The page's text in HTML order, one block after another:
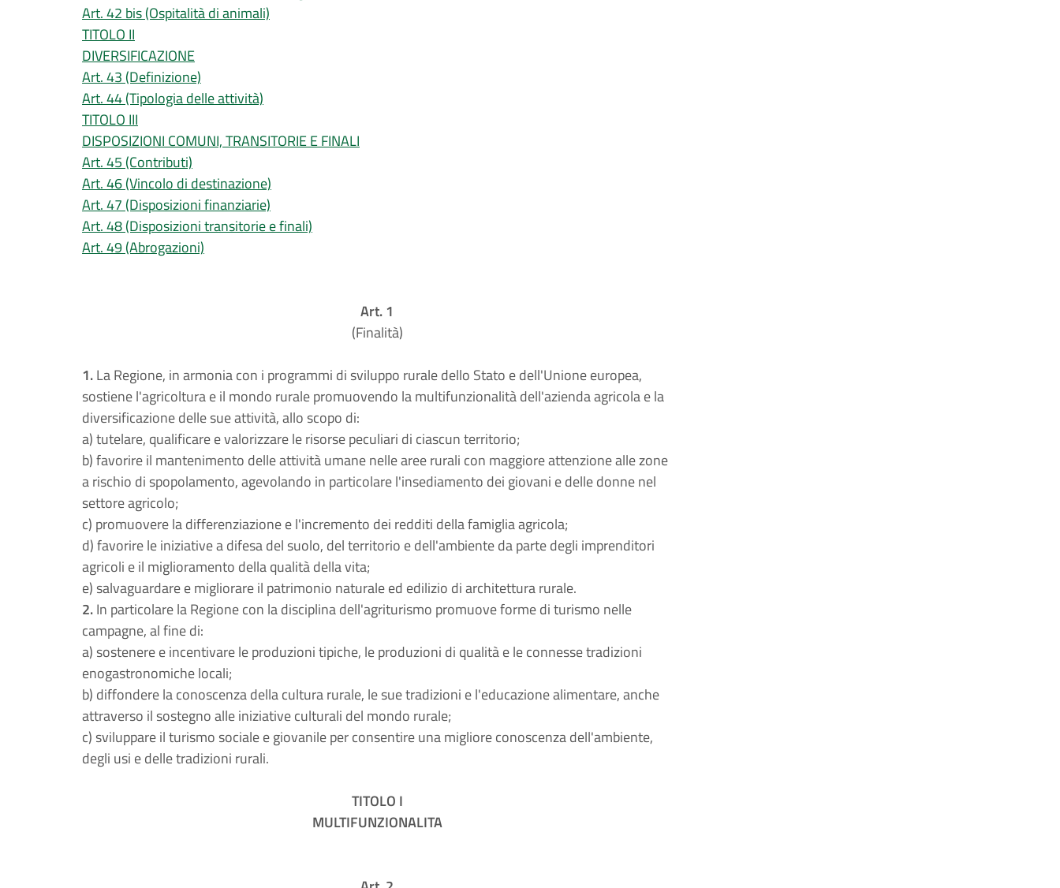
Art. 42 bis (Ospitalità di animali)
TITOLO II
DIVERSIFICAZIONE
Art. 43 (Definizione)
Art. 44 (Tipologia delle attività)
TITOLO III
DISPOSIZIONI COMUNI, TRANSITORIE E FINALI
Art. 45 (Contributi)
Art. 46 (Vincolo di destinazione)
Art. 47 (Disposizioni finanziarie)
Art. 48 (Disposizioni transitorie e finali)
Art. 49 (Abrogazioni)
Art. 1
(Finalità)
1.La Regione, in armonia con i programmi di sviluppo rurale dello Stato e dell'Unione europea,
sostiene l'agricoltura e il mondo rurale promuovendo la multifunzionalità dell'azienda agricola e la
diversificazione delle sue attività, allo scopo di:
a) tutelare, qualificare e valorizzare le risorse peculiari di ciascun territorio;
b) favorire il mantenimento delle attività umane nelle aree rurali con maggiore attenzione alle zone
a rischio di spopolamento, agevolando in particolare l'insediamento dei giovani e delle donne nel
settore agricolo;
c) promuovere la differenziazione e l'incremento dei redditi della famiglia agricola;
d) favorire le iniziative a difesa del suolo, del territorio e dell'ambiente da parte degli imprenditori
agricoli e il miglioramento della qualità della vita;
e) salvaguardare e migliorare il patrimonio naturale ed edilizio di architettura rurale.
2.In particolare la Regione con la disciplina dell'agriturismo promuove forme di turismo nelle
campagne, al fine di:
a) sostenere e incentivare le produzioni tipiche, le produzioni di qualità e le connesse tradizioni
enogastronomiche locali;
b) diffondere la conoscenza della cultura rurale, le sue tradizioni e l'educazione alimentare, anche
attraverso il sostegno alle iniziative culturali del mondo rurale;
c) sviluppare il turismo sociale e giovanile per consentire una migliore conoscenza dell'ambiente,
degli usi e delle tradizioni rurali.
TITOLO I
MULTIFUNZIONALITA